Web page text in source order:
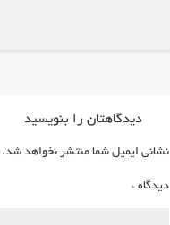
دیدگاهتان را بنویسید
نشانی ایمیل شما منتشر نخواهد شد.
دیدگاه *